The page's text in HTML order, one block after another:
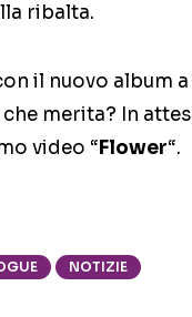
ribalta.
il nuovo album
che merita? In
video “Flower“.
NOTIZIE